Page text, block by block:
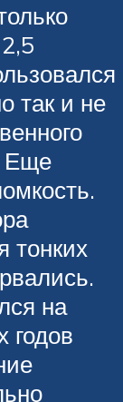
так и не
Еще
тонких
на
годов